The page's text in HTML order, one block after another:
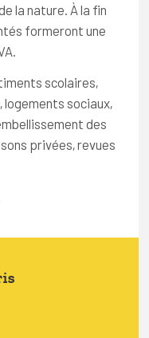
la nature. À la fin
formeront une
scolaires,
logements sociaux,
des
privées, revues